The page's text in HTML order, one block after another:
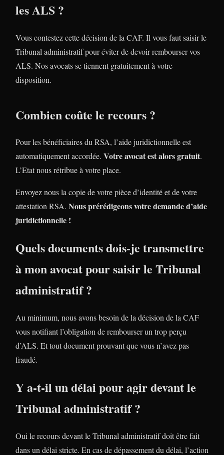
les ALS ?
Vous contestez cette décision de la CAF. Il vous faut saisir le
Tribunal administratif pour éviter de devoir rembourser vos
ALS. Nos avocats se tiennent gratuitement à votre
disposition.
Combien coûte le recours ?
Pour les bénéficiaires du RSA, l’aide juridictionnelle est
automatiquement accordée. Votre avocat est alors gratuit.
L’Etat nous rétribue à votre place.
Envoyez nous la copie de votre pièce d’identité et de votre
attestation RSA. Nous prérédigeons votre demande d’aide
juridictionnelle !
Quels documents dois-je transmettre
à mon avocat pour saisir le Tribunal
administratif ?
Au minimum, nous avons besoin de la décision de la CAF
vous notifiant l’obligation de rembourser un trop perçu
d’ALS. Et tout document prouvant que vous n’avez pas
fraudé.
Y a-t-il un délai pour agir devant le
Tribunal administratif ?
Oui le recours devant le Tribunal administratif doit être fait
dans un délai stricte. En cas de dépassement du délai, l’action